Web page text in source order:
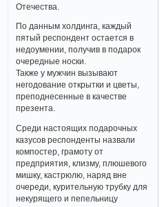
Отечества.
По данным холдинга, каждый
пятый респондент остается в
недоумении, получив в подарок
очередные носки.
Также у мужчин вызывают
негодование открытки и цветы,
преподнесенные в качестве
презента.
Среди настоящих подарочных
казусов респонденты назвали
компостер, грамоту от
предприятия, клизму, плюшевого
мишку, кастрюлю, наряд вне
очереди, курительную трубку для
некурящего и пепельницу